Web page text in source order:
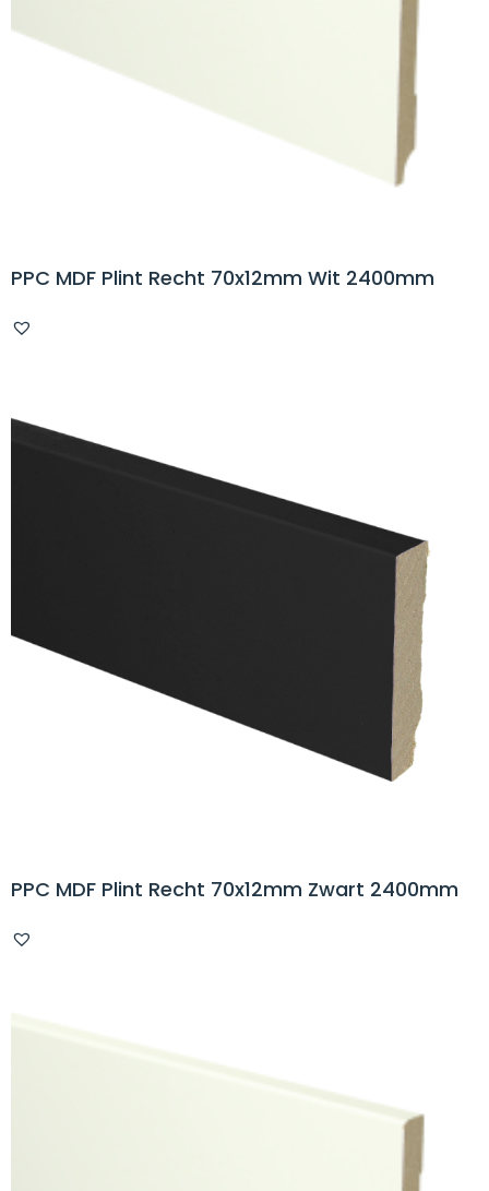
PPC MDF Plint Recht 70x12mm Wit 2400mm
PPC MDF Plint Recht 70x12mm Zwart 2400mm